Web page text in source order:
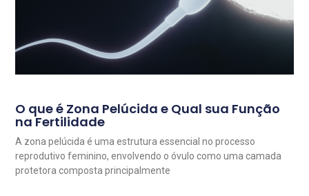
O que é Zona Pelúcida e Qual sua Função
na Fertilidade
A zona pelúcida é uma estrutura essencial no processo
reprodutivo feminino, envolvendo o óvulo como uma camada
protetora composta principalmente